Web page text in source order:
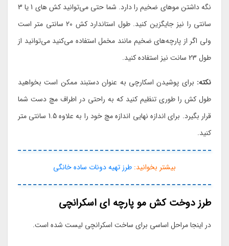
نگه داشتن موهای ضخیم را دارد. شما حتی می‌توانید کش های 1 یا 3
سانتی را نیز جایگزین کنید. طول استاندارد کش 20 سانتی متر است
ولی اگر از پارچه‌های ضخیم مانند مخمل استفاده می‌کنید می‌توانید از
طول 23 سانت نیز استفاده کنید.
نکته: برای پوشیدن اسکارچی به عنوان دستبند ممکن است بخواهید
طول کش را طوری تنظیم کنید که به راحتی در اطراف مچ دست شما
قرار بگیرد. برای اندازه نهایی اندازه مچ خود را به علاوه 1.5 سانتی متر
کنید.
بیشتر بخوانید: طرز تهیه دونات ساده خانگی
طرز دوخت کش مو پارچه ای اسکرانچی
در اینجا مراحل اساسی برای ساخت اسکرانچی لیست شده است.